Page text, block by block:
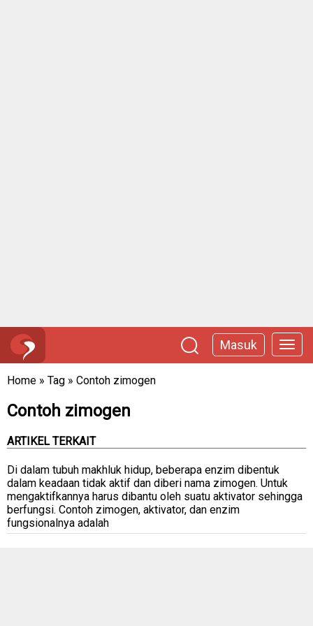
Masuk
Home » Tag » Contoh zimogen
Contoh zimogen
ARTIKEL TERKAIT
Di dalam tubuh makhluk hidup, beberapa enzim dibentuk
dalam keadaan tidak aktif dan diberi nama zimogen. Untuk
mengaktifkannya harus dibantu oleh suatu aktivator sehingga
berfungsi. Contoh zimogen, aktivator, dan enzim
fungsionalnya adalah